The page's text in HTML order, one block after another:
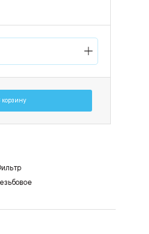
корзину